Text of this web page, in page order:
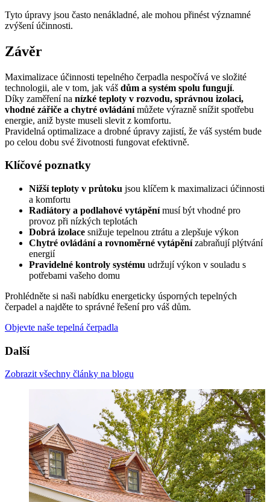
Tyto úpravy jsou často nenákladné, ale mohou přinést významné
zvýšení účinnosti.
Závěr
Maximalizace účinnosti tepelného čerpadla nespočívá ve složité
technologii, ale v tom, jak váš dům a systém spolu fungují.
Díky zaměření na nízké teploty v rozvodu, správnou izolaci,
vhodné zářiče a chytré ovládánímůžete výrazně snížit spotřebu
energie, aniž byste museli slevit z komfortu.
Pravidelná optimalizace a drobné úpravy zajistí, že váš systém bude
po celou dobu své životnosti fungovat efektivně.
Klíčové poznatky
Nižší teploty v průtoku jsou klíčem k maximalizaci účinnosti
a komfortu
Radiátory a podlahové vytápěnímusí být vhodné pro
provoz při nízkých teplotách
Dobrá izolace snižuje tepelnou ztrátu a zlepšuje výkon
Chytré ovládání a rovnoměrné vytápěnízabraňují plýtvání
energií
Pravidelné kontroly systému udržují výkon v souladu s
potřebami vašeho domu
Prohlédněte si naši nabídku energeticky úsporných tepelných
čerpadel a najděte to správné řešení pro váš dům.
Objevte naše tepelná čerpadla
Další
Zobrazit všechny články na blogu